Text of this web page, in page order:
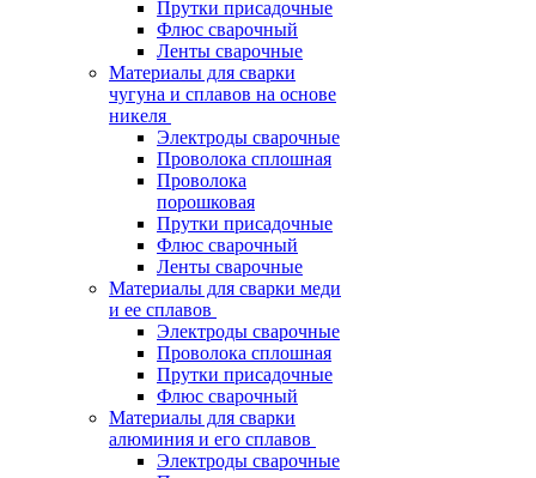
Прутки присадочные
Флюс сварочный
Ленты сварочные
Материалы для сварки
чугуна и сплавов на основе
никеля
Электроды сварочные
Проволока сплошная
Проволока
порошковая
Прутки присадочные
Флюс сварочный
Ленты сварочные
Материалы для сварки меди
и ее сплавов
Электроды сварочные
Проволока сплошная
Прутки присадочные
Флюс сварочный
Материалы для сварки
алюминия и его сплавов
Электроды сварочные